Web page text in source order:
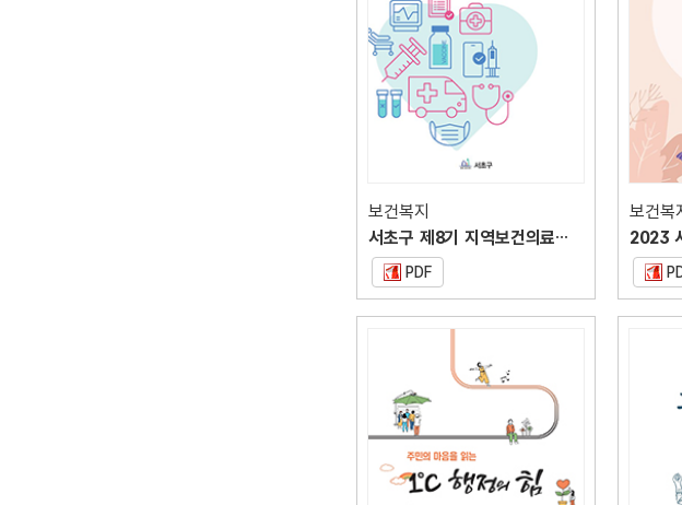
보건복지
서초구 제8기 지역보건의료계획
PDF
보건복